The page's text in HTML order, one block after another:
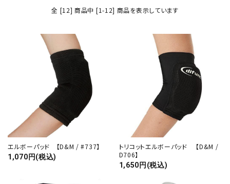
全 [12] 商品中 [1-12] 商品を表示しています
エルボーパッド 【D&M / #737】
1,070円(税込)
トリコットエルボーパッド 【D&M /
D706】
1,650円(税込)